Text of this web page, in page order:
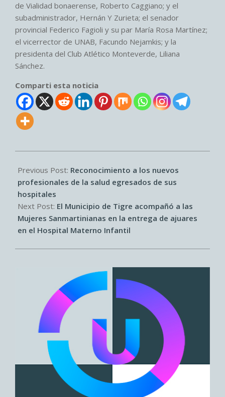
de Vialidad bonaerense, Roberto Caggiano; y el
subadministrador, Hernán Y Zurieta; el senador
provincial Federico Fagioli y su par María Rosa Martínez;
el vicerrector de UNAB, Facundo Nejamkis; y la
presidenta del Club Atlético Monteverde, Liliana
Sánchez.
Comparti esta noticia
08-
29
Previous Post: Reconocimiento a los nuevos
profesionales de la salud egresados de sus
hospitales
Next Post: El Municipio de Tigre acompañó a las
Mujeres Sanmartinianas en la entrega de ajuares
en el Hospital Materno Infantil